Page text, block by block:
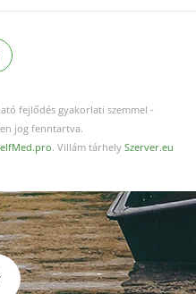
fejlődés gyakorlati szemmel -
jog fenntartva.
. Villám tárhely Szerver.eu